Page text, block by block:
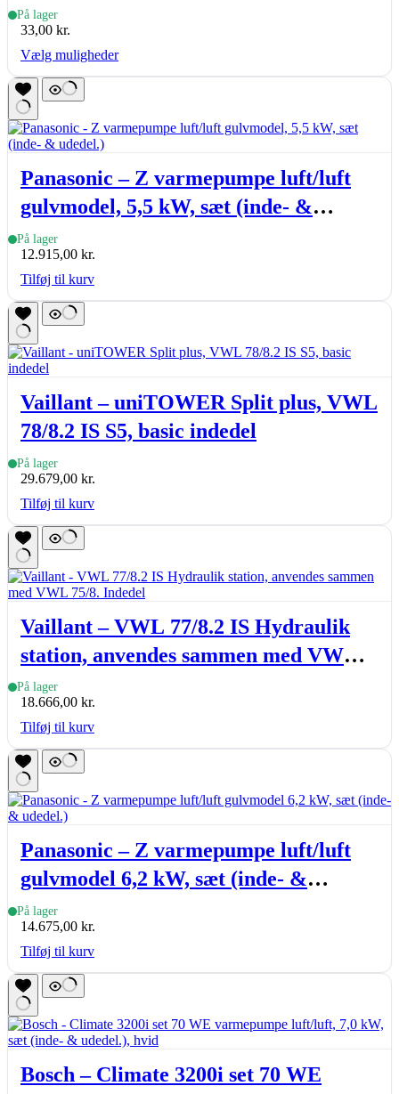
På lager
33,00 kr.
Vælg mulighederDette
Mulighederne
på
varesiden
Panasonic – Z varmepumpe luft/luft
gulvmodel, 5,5 kW, sæt (inde- &
udedel.)
På lager
12.915,00 kr.
Tilføj til kurv
Vaillant – uniTOWER Split plus, VWL
78/8.2 IS S5, basic indedel
På lager
29.679,00 kr.
Tilføj til kurv
Vaillant – VWL 77/8.2 IS Hydraulik
station, anvendes sammen med VWL
75/8. Indedel
På lager
18.666,00 kr.
Tilføj til kurv
Panasonic – Z varmepumpe luft/luft
gulvmodel 6,2 kW, sæt (inde- &
udedel.)
På lager
14.675,00 kr.
Tilføj til kurv
Bosch – Climate 3200i set 70 WE